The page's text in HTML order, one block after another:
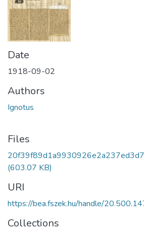
Date
1918-09-02
Authors
Ignotus
Files
(603.07 KB)
URI
https://bea.fszek.hu/handle/
Collections